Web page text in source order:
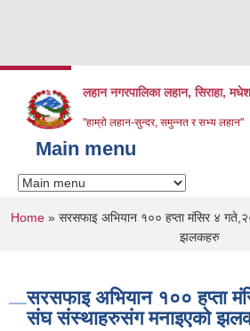
लहान नगरपालिका लहान, सिराहा,
"हाम्रो लहान-सुन्दर, समुन्नत र सभ्य लहान"
Main menu
You are here
Home » सरसफाइ अभियान १०० हप्ता मंसिर ४
झलकहरु
सरसफाइ अभियान १०० हप्ता
संघ संस्थाहरुसंग मनाइएको